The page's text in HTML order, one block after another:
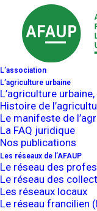
L’association
L’agriculture urbaine
L’agriculture
Histoire de
Le manifeste de
La FAQ juridique
Nos publications
Les réseaux de l’AFAUP
Le réseau des
Le réseau des
Les réseaux locaux
Le réseau francilien
Qui
faire
de